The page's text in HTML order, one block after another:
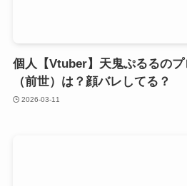
個人【Vtuber】天鬼ぷるるの
（前世）は？顔バレしてる？
2026-03-11